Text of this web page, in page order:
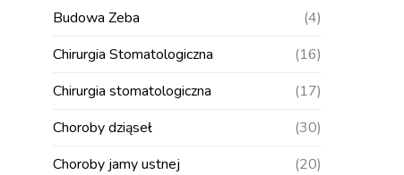
Budowa Zeba
(4)
Chirurgia Stomatologiczna
(16)
Chirurgia stomatologiczna
(17)
Choroby dziąseł
(30)
Choroby jamy ustnej
(20)